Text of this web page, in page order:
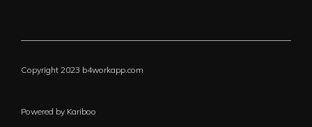
Copyright 2023 b4workapp.com
Powered by Kariboo